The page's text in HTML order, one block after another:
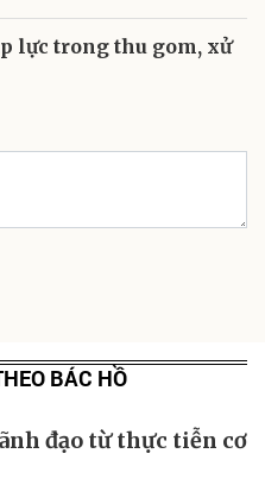
lực trong thu gom, xử
BÁC HỒ
đạo từ thực tiễn cơ